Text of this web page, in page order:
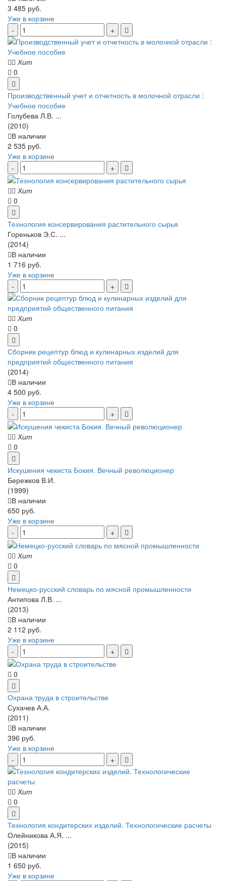
3 485 руб.
Уже в корзине
Хит
0
Производственный учет и отчетность в молочной отрасли :
Учебное пособие
Голубева Л.В. ...
(2010)
В наличии
2 535 руб.
Уже в корзине
Хит
0
Технология консервирования растительного сырья
Гореньков Э.С. ...
(2014)
В наличии
1 716 руб.
Уже в корзине
Хит
0
Сборник рецептур блюд и кулинарных изделий для
предприятий общественного питания
(2014)
В наличии
4 500 руб.
Уже в корзине
Хит
0
Искушения чекиста Бокия. Вечный революционер
Бережков В.И.
(1999)
В наличии
650 руб.
Уже в корзине
Хит
0
Немецко-русский словарь по мясной промышленности
Антипова Л.В. ...
(2013)
В наличии
2 112 руб.
Уже в корзине
0
Охрана труда в строительстве
Сухачев А.А.
(2011)
В наличии
396 руб.
Уже в корзине
Хит
0
Технология кондитерских изделий. Технологические расчеты
Олейникова А.Я. ...
(2015)
В наличии
1 650 руб.
Уже в корзине